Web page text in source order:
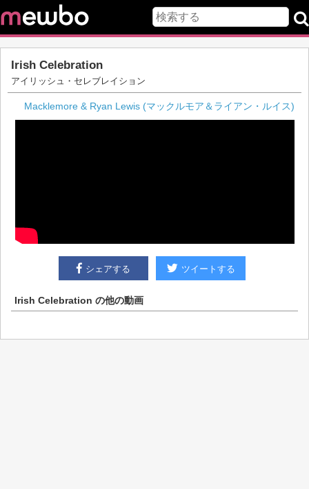
Irish Celebration
アイリッシュ・セレブレイション
Macklemore & Ryan Lewis (マックルモア＆ライアン・ルイス)
シェアする ツイートする
Irish Celebration の他の動画